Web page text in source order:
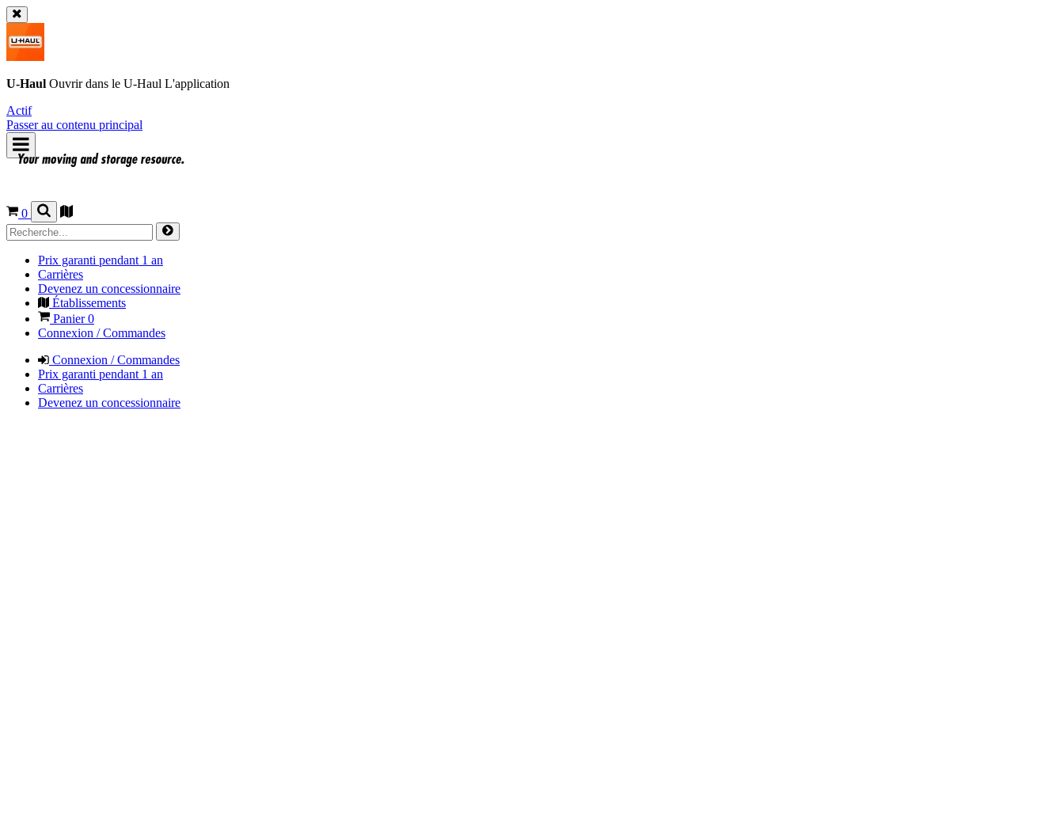
U-Haul Ouvrir dans le U-Haul L'application
Actif
Passer au contenu principal
0
Prix garanti pendant 1 an
Carrières
Devenez un concessionnaire
Établissements
Panier0
Connexion / Commandes
Connexion / Commandes
Prix garanti pendant 1 an
Carrières
Devenez un concessionnaire